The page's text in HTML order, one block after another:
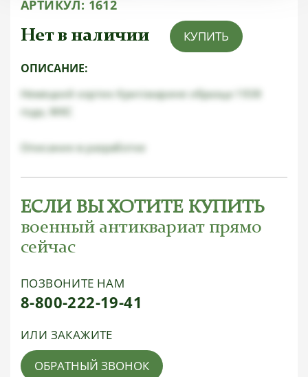
АРТИКУЛ: 1612
Нет в наличии КУПИТЬ
ОПИСАНИЕ:
Немецкий кортик Кригсмарине образца 1938
года, WKC
Описание в разработке
ЕСЛИ ВЫ ХОТИТЕ КУПИТЬ
военный антиквариат прямо
сейчас
ПОЗВОНИТЕ НАМ
8-800-222-19-41
ИЛИ ЗАКАЖИТЕ
ОБРАТНЫЙ ЗВОНОК